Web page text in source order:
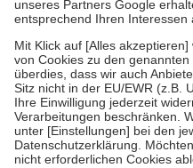
Um das Engagement der
stärken und die besondere
fallenkeine Zuzahlungenan bei:
• Kindern und Jugendlichen bis
mit Ausnahme der Fahrkosten
• Untersuchungen zur Vorsorge
GKV getragen werden
• empfohlenen Schutzimpfungen
• Harn- und Blutteststreifen